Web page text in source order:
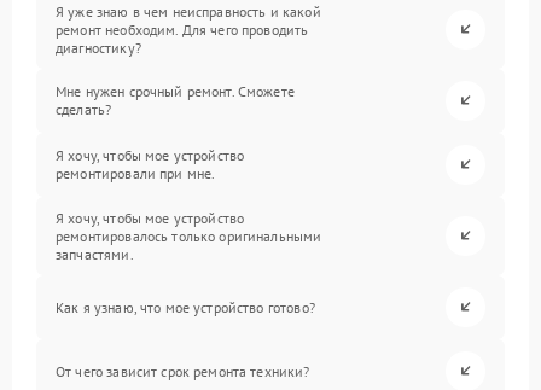
Я уже знаю в чем неисправность и какой
ремонт необходим. Для чего проводить
диагностику?
Мне нужен срочный ремонт. Сможете
сделать?
Я хочу, чтобы мое устройство
ремонтировали при мне.
Я хочу, чтобы мое устройство
ремонтировалось только оригинальными
запчастями.
Как я узнаю, что мое устройство готово?
От чего зависит срок ремонта техники?